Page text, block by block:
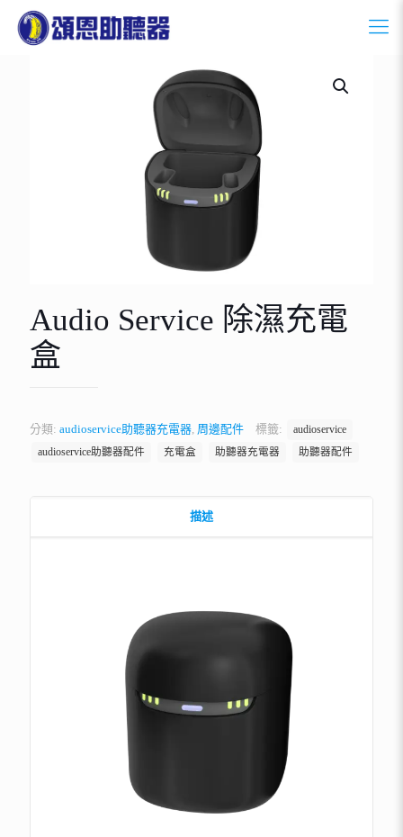
Audio Service 除濕充電
盒
分類: audioservice助聽器充電器 周邊配件 標籤:
audioservice
audioservice助聽器配件
充電盒 助聽器充電器 助聽器配件
描述